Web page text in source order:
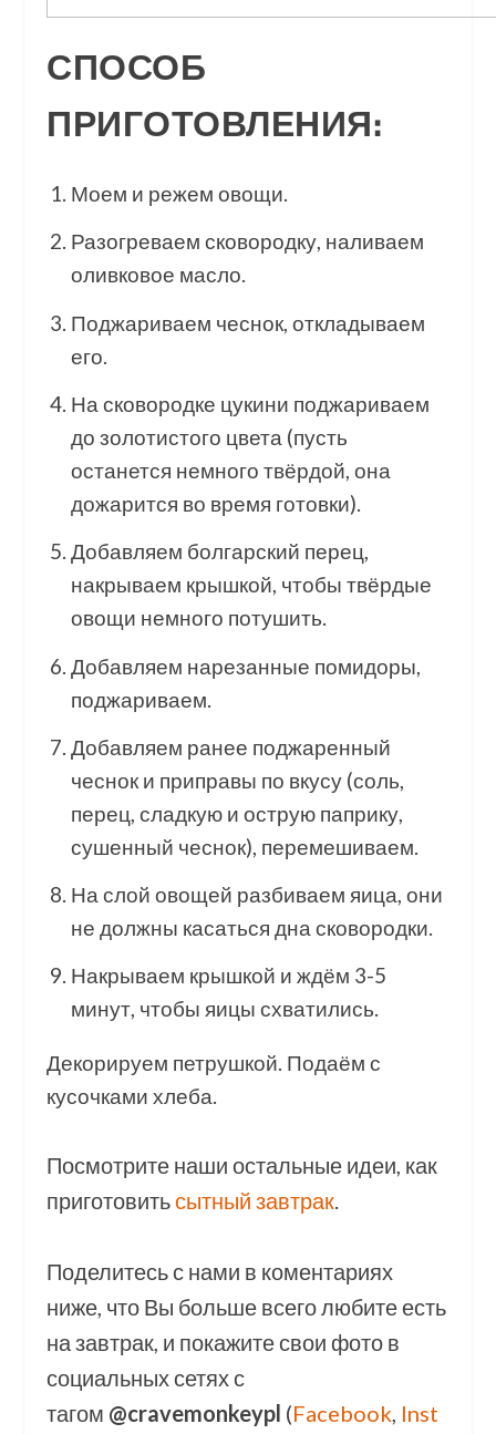
СПОСОБ
ПРИГОТОВЛЕНИЯ:
Моем и режем овощи.
Разогреваем сковородку, наливаем
оливковое масло.
Поджариваем чеснок, откладываем
его.
На сковородке цукини поджариваем
до золотистого цвета (пусть
останется немного твёрдой, она
дожарится во время готовки).
Добавляем болгарский перец,
накрываем крышкой, чтобы твёрдые
овощи немного потушить.
Добавляем нарезанные помидоры,
поджариваем.
Добавляем ранее поджаренный
чеснок и приправы по вкусу (соль,
перец, сладкую и острую паприку,
сушенный чеснок), перемешиваем.
На слой овощей разбиваем яица, они
не должны касаться дна сковородки.
Накрываем крышкой и ждём 3-5
минут, чтобы яицы схватились.
Декорируем петрушкой. Подаём с
кусочками хлеба.
Посмотрите наши остальные идеи, как
приготовитьсытный завтрак
Поделитесь с нами в коментариях
ниже, что Вы больше всего любите есть
на завтрак, и покажите свои фото в
социальных сетях с
тагом @cravemonkeypl (Facebook Inst